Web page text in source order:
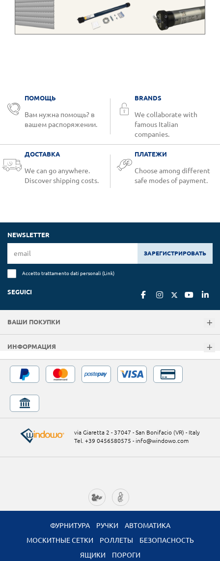
ПОМОЩЬ
Вам нужна помощь? в
вашем распоряжении.
BRANDS
We collaborate with
famous Italian
companies.
ДОСТАВКА
We can go anywhere.
Discover shipping costs.
ПЛАТЕЖИ
Choose among different
safe modes of payment.
NEWSLETTER
ЗАРЕГИСТРИРОВАТЬ
Accetto trattamento dati personali (Link)
SEGUICI
ВАШИ ПОКУПКИ
ИНФОРМАЦИЯ
via Giaretta 2 - 37047 - San Bonifacio (VR) - Italy
Tel. +39 0456580575 - info@windowo.com
ФУРНИТУРА РУЧКИ
АВТОМАТИКА
МОСКИТНЫЕ СЕТКИ
РОЛЛЕТЫ
БЕЗОПАСНОСТЬ
ЯЩИКИ
ПОРОГИ